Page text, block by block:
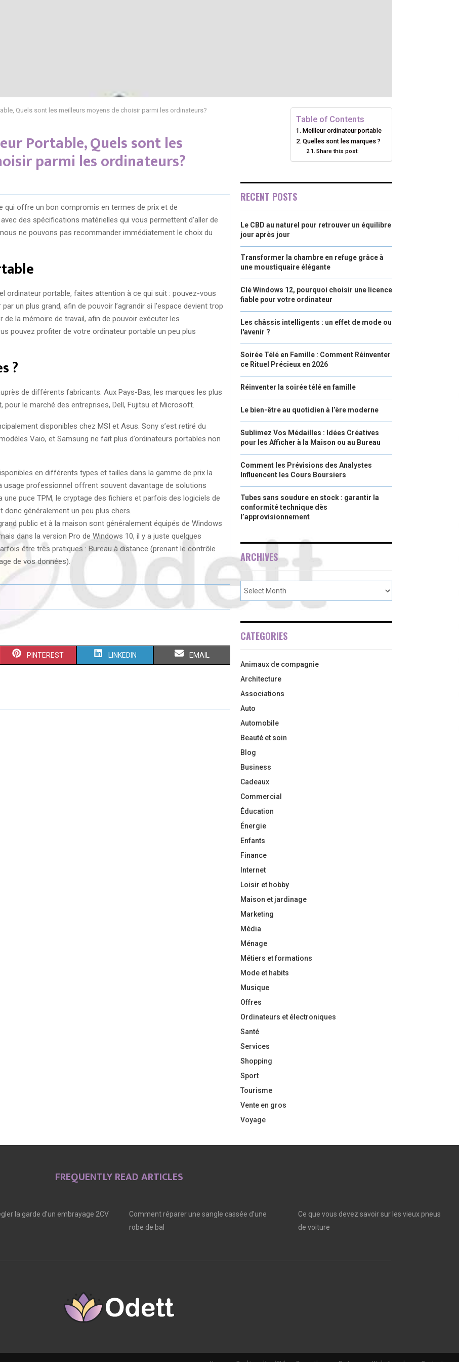
Quels sont les meilleurs moyens de choisir parmi les ordinateurs?
Portable, Quels sont les
parmi les ordinateurs?
qui offre un bon compromis en termes de prix et de
des spécifications matérielles qui vous permettent d’aller de
ne pouvons pas recommander immédiatement le choix du
ordinateur portable, faites attention à ce qui suit : pouvez-vous
un plus grand, afin de pouvoir l’agrandir si l’espace devient trop
la mémoire de travail, afin de pouvoir exécuter les
pouvez profiter de votre ordinateur portable un peu plus
?
de différents fabricants. Aux Pays-Bas, les marques les plus
pour le marché des entreprises, Dell, Fujitsu et Microsoft.
disponibles chez MSI et Asus. Sony s’est retiré du
Vaio, et Samsung ne fait plus d’ordinateurs portables non
en différents types et tailles dans la gamme de prix la
usage professionnel offrent souvent davantage de solutions
puce TPM, le cryptage des fichiers et parfois des logiciels de
généralement un peu plus chers.
public et à la maison sont généralement équipés de Windows
dans la version Pro de Windows 10, il y a juste quelques
être très pratiques : Bureau à distance (prenant le contrôle
de vos données).
S
R
PINTEREST S
R
LINKEDIN S
R
EMAIL
Table of Contents
Meilleur ordinateur portable
Quelles sont les marques ?
Share this post:
RECENT POSTS
Le CBD au naturel pour retrouver un équilibre
jour après jour
Transformer la chambre en refuge grâce à
une moustiquaire élégante
Clé Windows 12, pourquoi choisir une licence
fiable pour votre ordinateur
Les châssis intelligents : un effet de mode ou
l'avenir ?
Soirée Télé en Famille : Comment Réinventer
ce Rituel Précieux en 2026
Réinventer la soirée télé en famille
Le bien-être au quotidien à l’ère moderne
Sublimez Vos Médailles : Idées Créatives
pour les Afficher à la Maison ou au Bureau
Comment les Prévisions des Analystes
Influencent les Cours Boursiers
Tubes sans soudure en stock : garantir la
conformité technique dès
l’approvisionnement
ARCHIVES
CATEGORIES
Animaux de compagnie
Architecture
Associations
Auto
Automobile
Beauté et soin
Blog
Business
Cadeaux
Commercial
Éducation
Énergie
Enfants
Finance
Internet
Loisir et hobby
Maison et jardinage
Marketing
Média
Ménage
Métiers et formations
Mode et habits
Musique
Offres
Ordinateurs et électroniques
Santé
Services
Shopping
Sport
Tourisme
Vente en gros
Voyage
FREQUENTLY READ ARTICLES
la garde d’un embrayage 2CV
Comment réparer une sangle cassée d’une
robe de bal
Ce que vous devez savoir sur les vieux pneus
de voiture